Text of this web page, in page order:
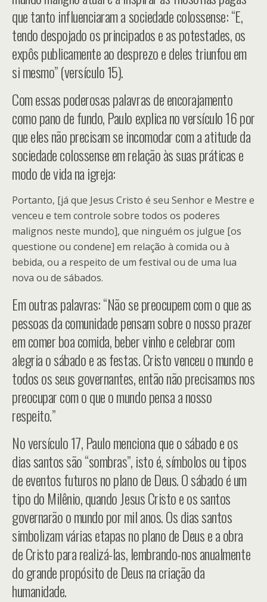
que tanto influenciaram a sociedade colossense: “E,
tendo despojado os principados e as potestades, os
expôs publicamente ao desprezo e deles triunfou em
si mesmo” (versículo 15).
Com essas poderosas palavras de encorajamento
como pano de fundo, Paulo explica no versículo 16 por
que eles não precisam se incomodar com a atitude da
sociedade colossense em relação às suas práticas e
modo de vida na igreja:
Portanto, [já que Jesus Cristo é seu Senhor e Mestre e
venceu e tem controle sobre todos os poderes
malignos neste mundo], que ninguém os julgue [os
questione ou condene] em relação à comida ou à
bebida, ou a respeito de um festival ou de uma lua
nova ou de sábados.
Em outras palavras: “Não se preocupem com o que as
pessoas da comunidade pensam sobre o nosso prazer
em comer boa comida, beber vinho e celebrar com
alegria o sábado e as festas. Cristo venceu o mundo e
todos os seus governantes, então não precisamos nos
preocupar com o que o mundo pensa a nosso
respeito.”
No versículo 17, Paulo menciona que o sábado e os
dias santos são “sombras”, isto é, símbolos ou tipos
de eventos futuros no plano de Deus. O sábado é um
tipo do Milênio, quando Jesus Cristo e os santos
governarão o mundo por mil anos. Os dias santos
simbolizam várias etapas no plano de Deus e a obra
de Cristo para realizá-las, lembrando-nos anualmente
do grande propósito de Deus na criação da
humanidade.